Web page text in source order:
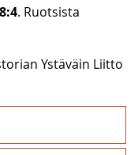
. Ruotsista
Ystäväin Liitto